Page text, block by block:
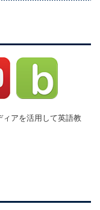
ィアを活用して英語教